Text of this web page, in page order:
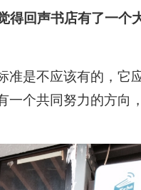
得回声书店有了一个
准是不应该有的，它
一个共同努力的方向